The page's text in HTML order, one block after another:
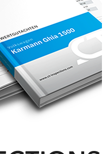
3.681km, 6.558km,
GEWÄHR, Änderungen,
vorbehalten!